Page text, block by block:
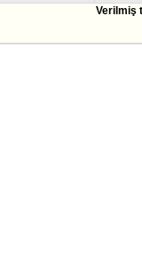
Verilmiş